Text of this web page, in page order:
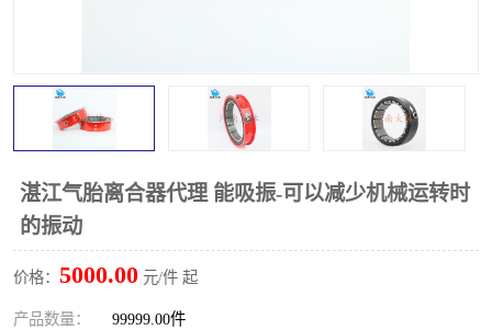
湛江气胎离合器代理 能吸振-可以减少机械运转时
的振动
价格： 5000.00 元/件 起
产品数量： 99999.00件